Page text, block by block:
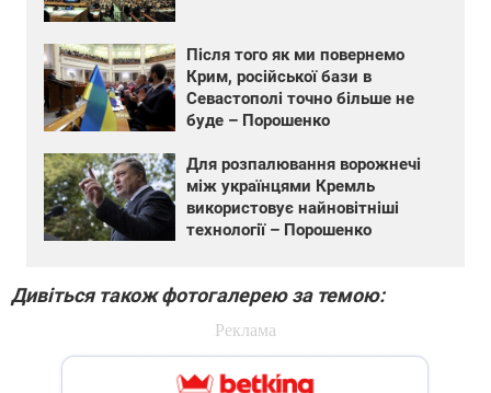
Після того як ми повернемо
Крим, російської бази в
Севастополі точно більше не
буде – Порошенко
Для розпалювання ворожнечі
між українцями Кремль
використовує найновітніші
технології – Порошенко
Дивіться також фотогалерею за темою: